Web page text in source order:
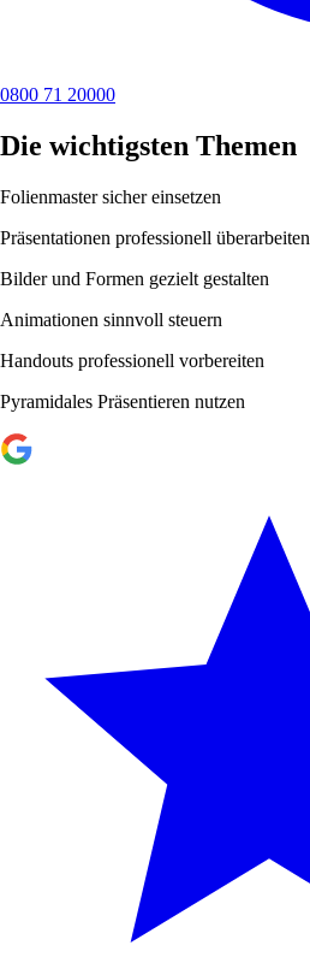
0800 71 20000
Die wichtigsten Themen
Folienmaster sicher einsetzen
Präsentationen professionell überarbeiten
Bilder und Formen gezielt gestalten
Animationen sinnvoll steuern
Handouts professionell vorbereiten
Pyramidales Präsentieren nutzen